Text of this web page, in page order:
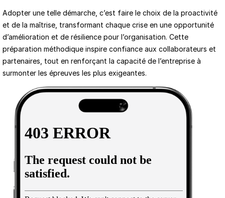
Adopter une telle démarche, c’est faire le choix de la proactivité
et de la maîtrise, transformant chaque crise en une opportunité
d’amélioration et de résilience pour l’organisation. Cette
préparation méthodique inspire confiance aux collaborateurs et
partenaires, tout en renforçant la capacité de l’entreprise à
surmonter les épreuves les plus exigeantes.